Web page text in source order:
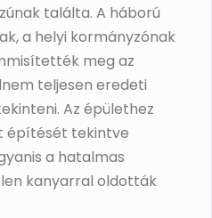
találta. A háború
a helyi kormányzónak
meg az
teljesen eredeti
Az épülethez
építését tekintve
a hatalmas
kanyarral oldották